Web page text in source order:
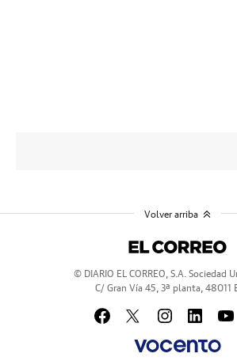
© DIARIO EL CORREO, S.A. Sociedad
C/ Gran Vía 45, 3ª planta, 48011
Volver arriba